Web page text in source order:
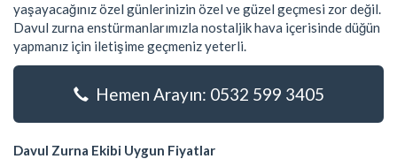
yaşayacağınız özel günlerinizin özel ve güzel geçmesi zor değil.
Davul zurna enstürmanlarımızla nostaljik hava içerisinde düğün
yapmanız için iletişime geçmeniz yeterli.
Hemen Arayın: 0532 599 3405
Davul Zurna Ekibi Uygun Fiyatlar